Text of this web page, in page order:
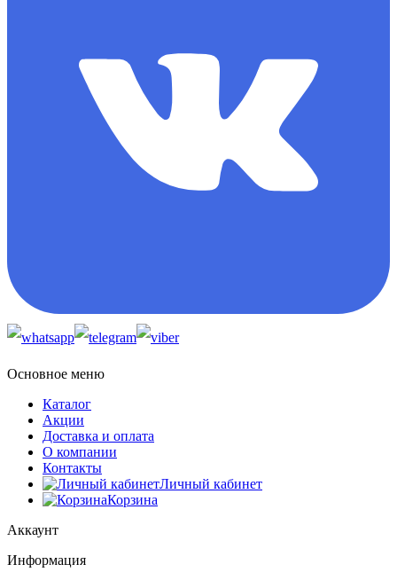
Основное меню
Каталог
Акции
Доставка и оплата
О компании
Контакты
Личный кабинет
Корзина
Аккаунт
Информация